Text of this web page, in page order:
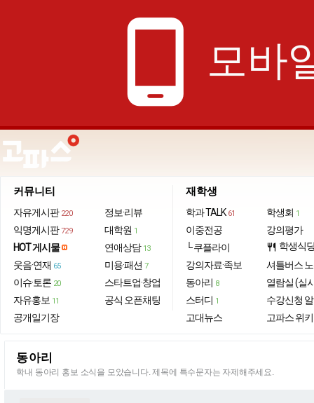
phone_android 모바
커뮤니티
자유게시판 220
익명게시판 729
HOT 게시물
웃음·연재 65
이슈·토론 20
자유홍보 11
공개일기장
정보·리뷰
대학원 1
연애상담 13
미용·패션 7
스타트업·창업
공식 오픈채팅
재학생
학과 TALK 61
이중전공
└ 쿠플라이
강의자료·족보
동아리 8
스터디 1
고대뉴스
학생회 1
강의평가
restaurant 학생식
셔틀버스
열람실 (실
수강신청
고파스 위키
동아리
학내 동아리 홍보 소식을 모았습니다. 제목에 특수문자는 자제해주세요.